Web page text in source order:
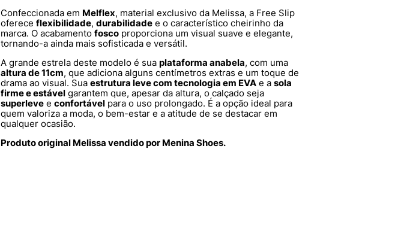
Confeccionada em Melflex, material exclusivo da Melissa, a Free Slip
oferece flexibilidade, durabilidade e o característico cheirinho da
marca. O acabamento fosco proporciona um visual suave e elegante,
tornando-a ainda mais sofisticada e versátil.
A grande estrela deste modelo é sua plataforma anabela, com uma
altura de 11cm, que adiciona alguns centímetros extras e um toque de
drama ao visual. Sua estrutura leve com tecnologia em EVA e a sola
firme e estável garantem que, apesar da altura, o calçado seja
superleve e confortável para o uso prolongado. É a opção ideal para
quem valoriza a moda, o bem-estar e a atitude de se destacar em
qualquer ocasião.
Produto original Melissa vendido por Menina Shoes.